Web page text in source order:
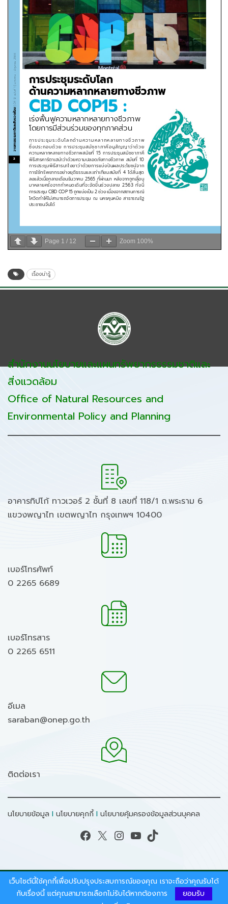
Page 1 / 12 Zoom 100%
เรื่องน่ารู้
สำนักงานนโยบายและแผนทรัพยากรธรรมชาติและ
สิ่งแวดล้อม
Office of Natural Resources and
Environmental Policy and Planning
อาคารทิปโก้ ทาวเวอร์ 2 ชั้นที่ 8 เลขที่ 118/1 ถ.พระราม 6
แขวงพญาไท เขตพญาไท กรุงเทพฯ 10400
เบอร์โทรศัพท์
0 2265 6689
เบอร์โทรสาร
0 2265 6511
อีเมล
saraban@onep.go.th
ติดต่อเรา
นโยบายข้อมูล I นโยบายคุกกี้ I นโยบายคุ้มครองข้อมูลส่วนบุคคล
Facebook X Instagram YouTube TikTok
สงวนลิขสิทธิ์ © 2026 - สำนักงานนโยบายและแผน
ทรัพยากรธรรมชาติและสิ่งแวดล้อม.
เว็บไซต์นี้ใช้คุกกี้เพื่อปรับปรุงประสบการณ์ของคุณ เราจะถือว่าคุณรับได้
กับเรื่องนี้ แต่คุณสามารถเลือกไม่รับได้หากต้องการ
ยอมรับ